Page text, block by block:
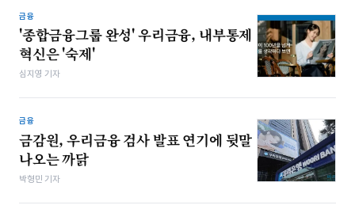
금융
'종합금융그룹 완성' 우리금융, 내부통제
혁신은 '숙제'
심지영 기자
금융
금감원, 우리금융 검사 발표 연기에 뒷말
나오는 까닭
박형민 기자